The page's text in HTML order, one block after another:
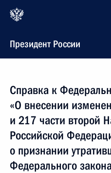
Президент России
Справка к
«О внесении
и 217 части второй
Российской
о признании
Федерального